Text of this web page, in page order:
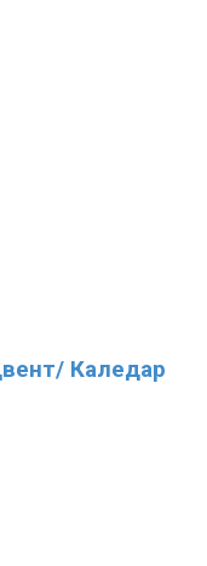
Каледар